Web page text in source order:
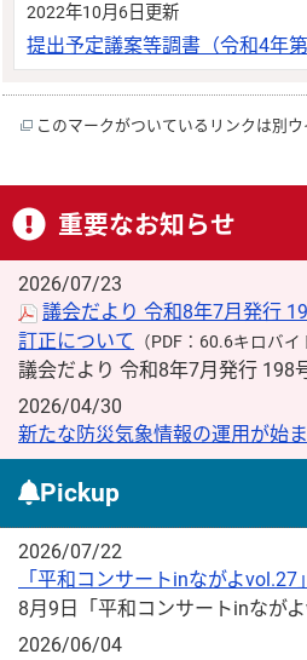
2022年10月6日更新
提出予定議案等調書（令和4年第
このマークがついているリンクは別
重要なお知らせ
2026/07/23
議会だより 令和8年7月発行
訂正について （PDF：60.6キロバイ
議会だより 令和8年7月発行 198
2026/04/30
新たな防災気象情報の運用が始
Pickup
2026/07/22
「平和コンサートinながよvol.27
8月9日「平和コンサートinなが
2026/06/04